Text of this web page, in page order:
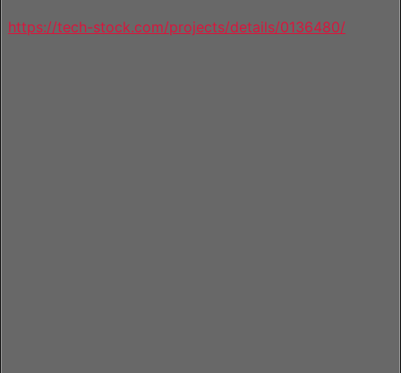
https://tech-stock.com/projects/details/0136480/